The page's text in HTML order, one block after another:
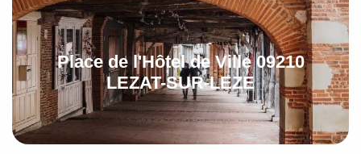
Place de l'Hôtel de Ville 09210
LEZAT-SUR-LEZE